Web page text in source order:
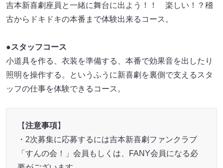
吉本新喜劇座員と一緒に舞台に出よう！！ 楽しい！？稽
古からドキドキの本番まで体験出来るコース。
●スタッフコース
小道具を作る、衣装を準備する、本番で効果音を出したり
照明を操作する。というふうに新喜劇を裏側で支えるスタ
ッフの仕事を体験できるコース。
【注意事項】
・2次募集に応募するには吉本新喜劇ファンクラブ
「すんの会！」会員もしくは、FANY会員になる必